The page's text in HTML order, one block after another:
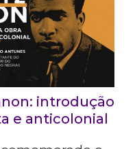
introdução
e anticolonial